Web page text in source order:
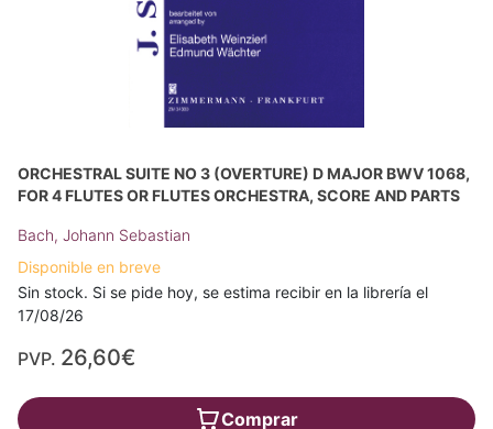
ORCHESTRAL SUITE NO 3 (OVERTURE) D MAJOR BWV 1068,
FOR 4 FLUTES OR FLUTES ORCHESTRA, SCORE AND PARTS
Bach, Johann Sebastian
Disponible en breve
Sin stock. Si se pide hoy, se estima recibir en la librería el
17/08/26
PVP. 26,60€
Comprar